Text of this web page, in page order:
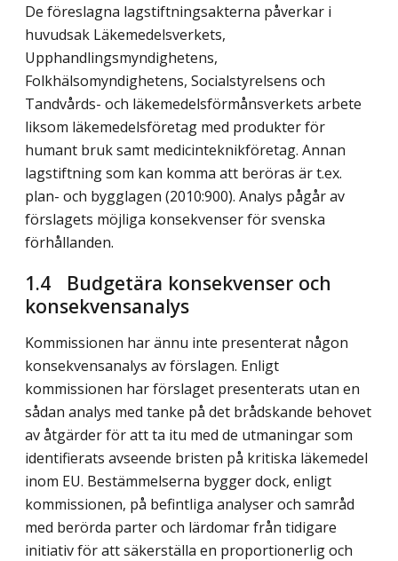
De föreslagna lagstiftningsakterna påverkar i
huvudsak Läkemedelsverkets,
Upphandlingsmyndighetens,
Folkhälsomyndighetens, Socialstyrelsens och
Tandvårds- och läkemedelsförmånsverkets arbete
liksom läkemedelsföretag med produkter för
humant bruk samt medicinteknikföretag. Annan
lagstiftning som kan komma att beröras är t.ex.
plan- och bygglagen (2010:900). Analys pågår av
förslagets möjliga konsekvenser för svenska
förhållanden.
1.4 Budgetära konsekvenser och
konsekvensanalys
Kommissionen har ännu inte presenterat någon
konsekvensanalys av förslagen. Enligt
kommissionen har förslaget presenterats utan en
sådan analys med tanke på det brådskande behovet
av åtgärder för att ta itu med de utmaningar som
identifierats avseende bristen på kritiska läkemedel
inom EU. Bestämmelserna bygger dock, enligt
kommissionen, på befintliga analyser och samråd
med berörda parter och lärdomar från tidigare
initiativ för att säkerställa en proportionerlig och